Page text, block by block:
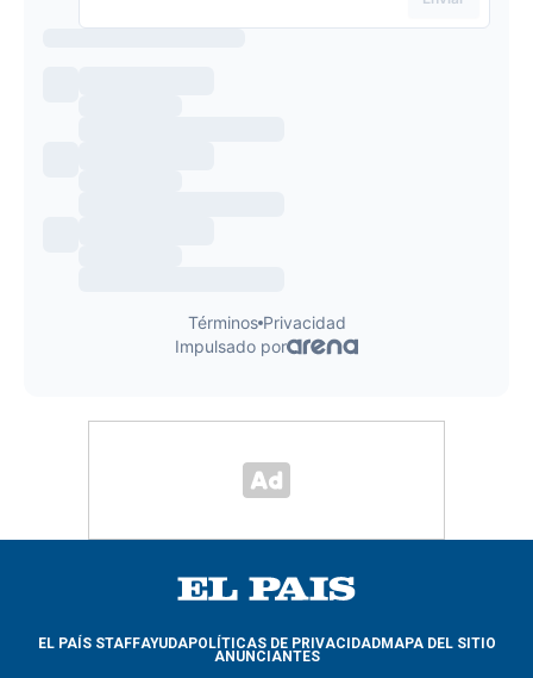
EL PAÍS STAFFAYUDAPOLÍTICAS DE PRIVACIDADMAPA DEL SITIO
ANUNCIANTES